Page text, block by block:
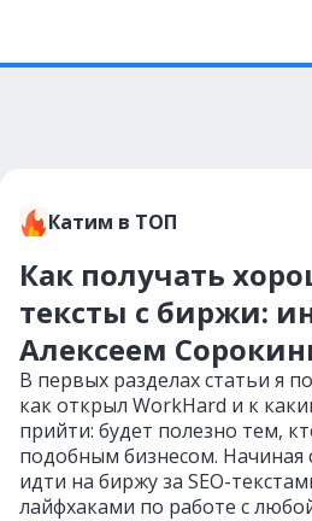
Катим в ТОП
Как получать
тексты с биржи:
Алексеем
В первых разделах статьи я
как открыл WorkHard и к
прийти: будет полезно тем,
подобным бизнесом. Начиная
идти на биржу за SEO-
лайфхаками по работе с